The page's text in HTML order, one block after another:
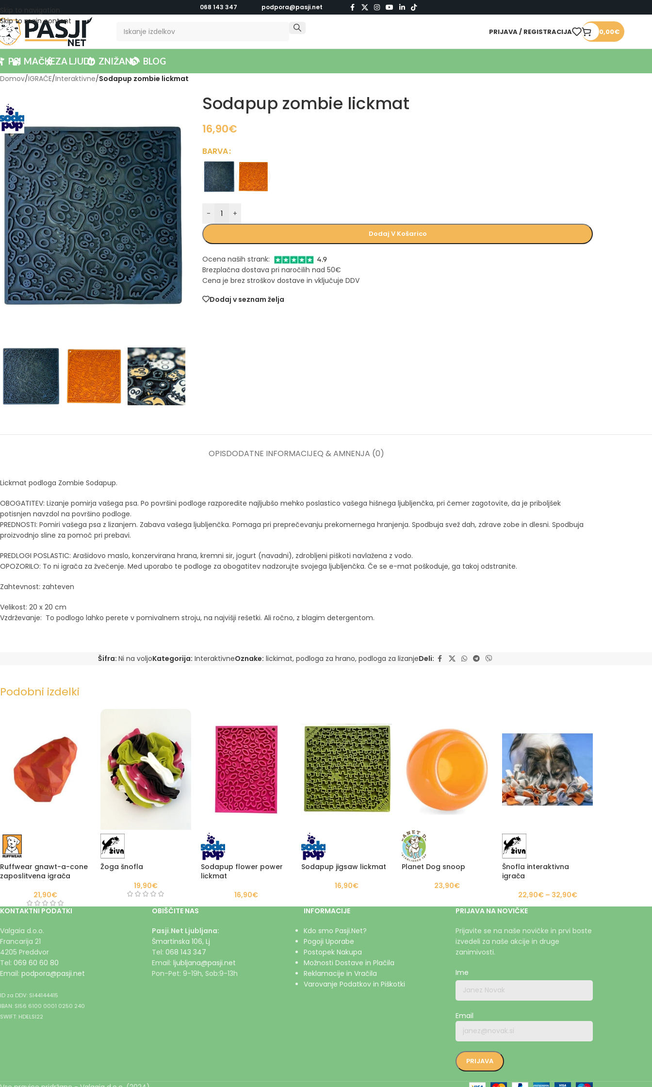
Skip to navigation
Skip to main content
068 143 347 podpora@pasji.net
PRIJAVA / REGISTRACIJA 0,00€
PSI MAČKEZA LJUDI ZNIŽANO BLOG
Domov/IGRAČE/Interaktivne/Sodapup zombie lickmat
Sodapup zombie lickmat
16,90€
BARVA
- +
Dodaj V Košarico
Ocena naših strank:
Brezplačna dostava pri naročilih nad 50€
Cena je brez stroškov dostave in vključuje DDV
Dodaj v seznam želja
OPISDODATNE INFORMACIJEQ & AMNENJA (0)
Lickmat podloga Zombie Sodapup.
OBOGATITEV: Lizanje pomirja vašega psa. Po površini podloge razporedite najljubšo mehko poslastico vašega hišnega ljubljenčka, pri čemer zagotovite, da je priboljšek
potisnjen navzdol na površino podloge.
PREDNOSTI: Pomiri vašega psa z lizanjem. Zabava vašega ljubljenčka. Pomaga pri preprečevanju prekomernega hranjenja. Spodbuja svež dah, zdrave zobe in dlesni. Spodbuja
proizvodnjo sline za pomoč pri prebavi.
PREDLOGI POSLASTIC: Arašidovo maslo, konzervirana hrana, kremni sir, jogurt (navadni), zdrobljeni piškoti navlažena z vodo.
OPOZORILO: To ni igrača za žvečenje. Med uporabo te podloge za obogatitev nadzorujte svojega ljubljenčka. Če se e-mat poškoduje, ga takoj odstranite.
Zahtevnost: zahteven
Velikost: 20 x 20 cm
Vzdrževanje: To podlogo lahko perete v pomivalnem stroju, na najvišji rešetki. Ali ročno, z blagim detergentom.
Šifra: Ni na voljoKategorija: InteraktivneOznake: lickimat, podloga za hrano, podloga za lizanjeDeli:
Podobni izdelki
Ruffwear gnawt-a-cone
zaposlitvena igrača
21,90€
Žoga šnofla
19,90€
Sodapup flower power
lickmat
16,90€
Sodapup jigsaw lickmat
16,90€
Planet Dog snoop
23,90€
Šnofla interaktivna
igrača
22,90€ – 32,90€
KONTAKTNI PODATKI
Valgaia d.o.o.
Francarija 21
4205 Preddvor
Tel: 069 60 60 80
Email: podpora@pasji.net
ID za DDV: SI44144415
IBAN: SI56 6100 0001 0250 240
SWIFT: HDELSI22
OBIŠČITE NAS
Pasji.Net Ljubljana:
Šmartinska 106, Lj
Tel: 068 143 347
Email: ljubljana@pasji.net
Pon-Pet: 9-19h, Sob:9-13h
INFORMACIJE
Kdo smo Pasji.Net?
Pogoji Uporabe
Postopek Nakupa
Možnosti Dostave in Plačila
Reklamacije in Vračila
Varovanje Podatkov in Piškotki
PRIJAVA NA NOVIČKE
Prijavite se na naše novičke in prvi boste
izvedeli za naše akcije in druge
zanimivosti.
Ime
Email